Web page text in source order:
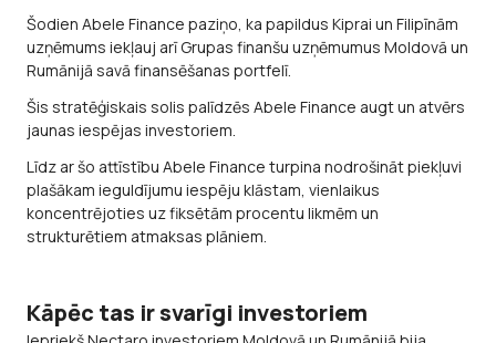
Šodien Abele Finance paziņo, ka papildus Kiprai un Filipīnām
uzņēmums iekļauj arī Grupas finanšu uzņēmumus Moldovā un
Rumānijā savā finansēšanas portfelī.
Šis stratēģiskais solis palīdzēs Abele Finance augt un atvērs
jaunas iespējas investoriem.
Līdz ar šo attīstību Abele Finance turpina nodrošināt piekļuvi
plašākam ieguldījumu iespēju klāstam, vienlaikus
koncentrējoties uz fiksētām procentu likmēm un
strukturētiem atmaksas plāniem.
Kāpēc tas ir svarīgi investoriem